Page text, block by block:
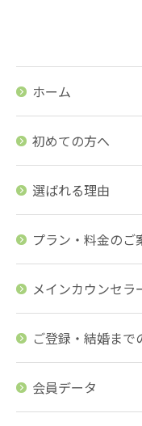
ホーム
初めての方へ
選ばれる理由
プラン・料金のご
メインカウンセラ
ご登録・結婚まで
会員データ